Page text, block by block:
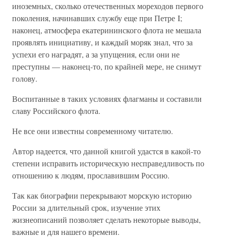
иноземных, сколько отечественных мореходов первого
поколения, начинавших службу еще при Петре I;
наконец, атмосфера екатерининского флота не мешала
проявлять инициативу, и каждый моряк знал, что за
успехи его наградят, а за упущения, если они не
преступны — наконец-то, по крайней мере, не снимут
голову.
Воспитанные в таких условиях флагманы и составили
славу Российского флота.
Не все они известны современному читателю.
Автор надеется, что данной книгой удастся в какой-то
степени исправить историческую несправедливость по
отношению к людям, прославившим Россию.
Так как биографии перекрывают морскую историю
России за длительный срок, изучение этих
жизнеописаний позволяет сделать некоторые выводы,
важные и для нашего времени.